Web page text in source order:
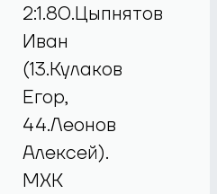
2:1.80.Цыпнятов
Иван
(13.Кулаков
Егор,
44.Леонов
Алексей).
МХК